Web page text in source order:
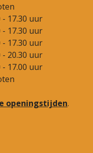
- 17.30 uur
- 17.30 uur
- 17.30 uur
- 20.30 uur
- 17.00 uur
openingstijden.